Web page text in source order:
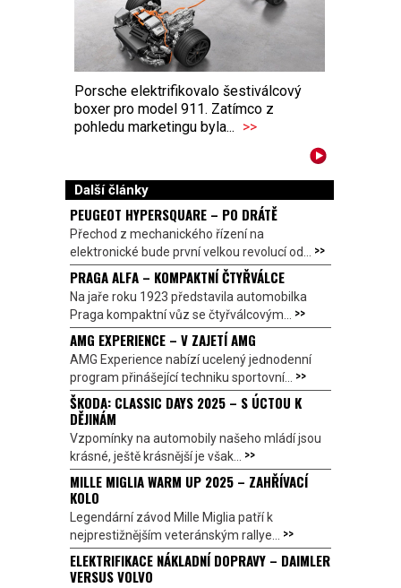
Porsche elektrifikovalo šestiválcový
boxer pro model 911. Zatímco z
pohledu marketingu byla... >>
Další články
PEUGEOT HYPERSQUARE – PO DRÁTĚ
Přechod z mechanického řízení na
elektronické bude první velkou revolucí od... >>
PRAGA ALFA – KOMPAKTNÍ ČTYŘVÁLCE
Na jaře roku 1923 představila automobilka
Praga kompaktní vůz se čtyřválcovým... >>
AMG EXPERIENCE – V ZAJETÍ AMG
AMG Experience nabízí ucelený jednodenní
program přinášející techniku sportovní... >>
ŠKODA: CLASSIC DAYS 2025 – S ÚCTOU K
DĚJINÁM
Vzpomínky na automobily našeho mládí jsou
krásné, ještě krásnější je však... >>
MILLE MIGLIA WARM UP 2025 – ZAHŘÍVACÍ
KOLO
Legendární závod Mille Miglia patří k
nejprestižnějším veteránským rallye... >>
ELEKTRIFIKACE NÁKLADNÍ DOPRAVY – DAIMLER
VERSUS VOLVO